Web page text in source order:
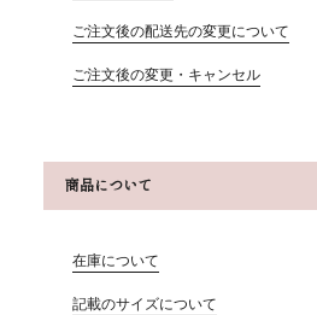
ご注文後の配送先の変更について
ご注文後の変更・キャンセル
商品について
在庫について
記載のサイズについて